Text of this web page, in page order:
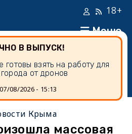
Меню
18+
В ВЫПУСК!
готовы взять на работу для
от дронов
08/2026 - 15:13
Крыма
массовая